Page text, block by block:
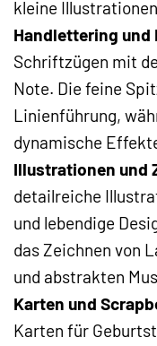
kleine
Handlettering und
Schriftzügen mit
Note. Die feine
Linienführung,
dynamische
Illustrationen und
detailreiche
und lebendige
das Zeichnen von
und abstrakten
Karten und
Karten für